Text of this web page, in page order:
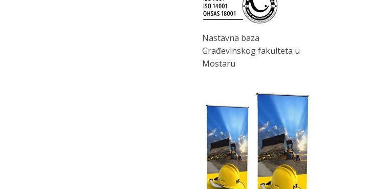
Nastavna baza
Građevinskog fakulteta u
Mostaru